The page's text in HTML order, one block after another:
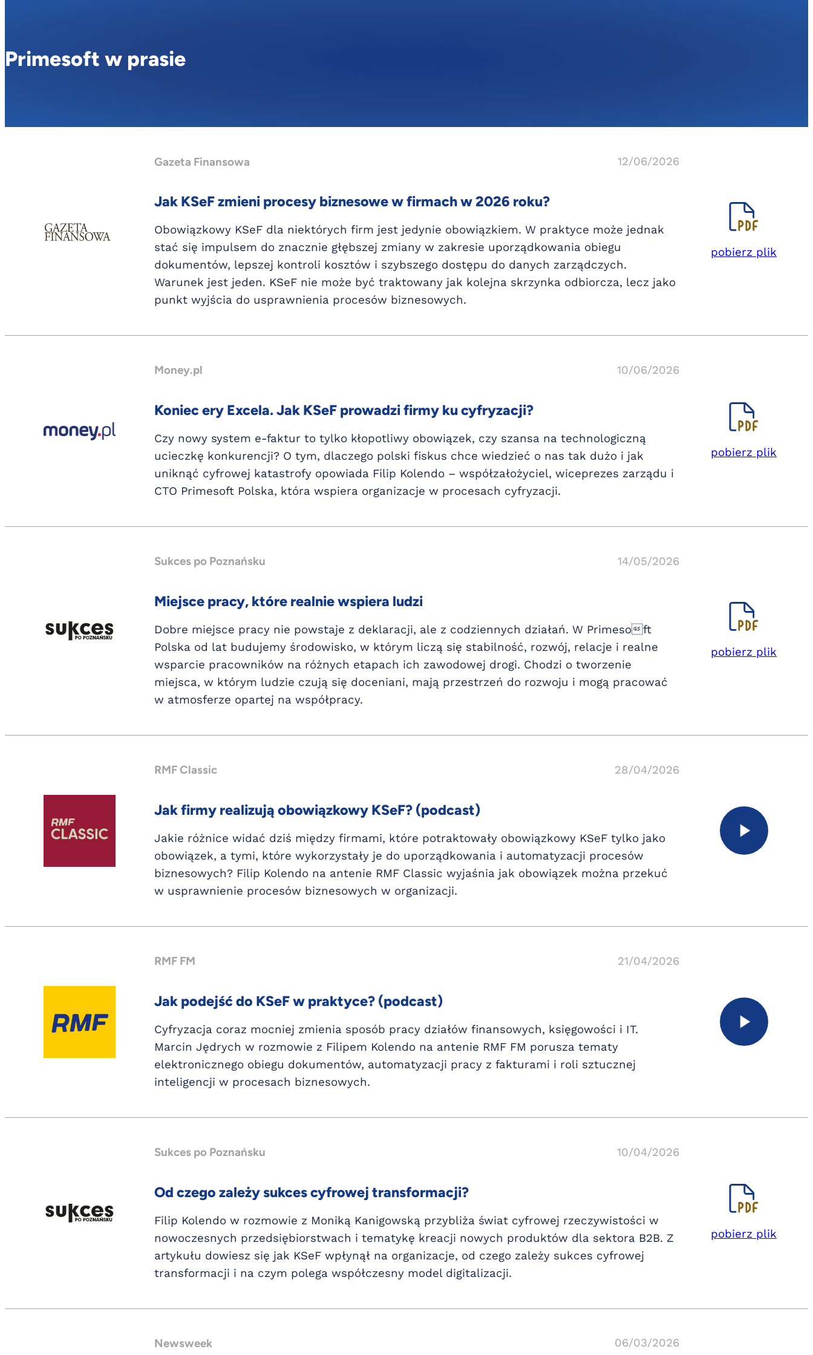
Primesoft w prasie
Gazeta Finansowa 12/06/2026
Jak KSeF zmieni procesy biznesowe w firmach w 2026 roku?
Obowiązkowy KSeF dla niektórych firm jest jedynie obowiązkiem. W praktyce może jednak
stać się impulsem do znacznie głębszej zmiany w zakresie uporządkowania obiegu
dokumentów, lepszej kontroli kosztów i szybszego dostępu do danych zarządczych.
Warunek jest jeden. KSeF nie może być traktowany jak kolejna skrzynka odbiorcza, lecz jako
punkt wyjścia do usprawnienia procesów biznesowych.
pobierz plik
Money.pl 10/06/2026
Koniec ery Excela. Jak KSeF prowadzi firmy ku cyfryzacji?
Czy nowy system e-faktur to tylko kłopotliwy obowiązek, czy szansa na technologiczną
ucieczkę konkurencji? O tym, dlaczego polski fiskus chce wiedzieć o nas tak dużo i jak
uniknąć cyfrowej katastrofy opowiada Filip Kolendo – współzałożyciel, wiceprezes zarządu i
CTO Primesoft Polska, która wspiera organizacje w procesach cyfryzacji.
pobierz plik
Sukces po Poznańsku 14/05/2026
Miejsce pracy, które realnie wspiera ludzi
Dobre miejsce pracy nie powstaje z deklaracji, ale z codziennych działań. W Primesoft
Polska od lat budujemy środowisko, w którym liczą się stabilność, rozwój, relacje i realne
wsparcie pracowników na różnych etapach ich zawodowej drogi. Chodzi o tworzenie
miejsca, w którym ludzie czują się doceniani, mają przestrzeń do rozwoju i mogą pracować
w atmosferze opartej na współpracy.
pobierz plik
RMF Classic 28/04/2026
Jak firmy realizują obowiązkowy KSeF? (podcast)
Jakie różnice widać dziś między firmami, które potraktowały obowiązkowy KSeF tylko jako
obowiązek, a tymi, które wykorzystały je do uporządkowania i automatyzacji procesów
biznesowych? Filip Kolendo na antenie RMF Classic wyjaśnia jak obowiązek można przekuć
w usprawnienie procesów biznesowych w organizacji.
RMF FM 21/04/2026
Jak podejść do KSeF w praktyce? (podcast)
Cyfryzacja coraz mocniej zmienia sposób pracy działów finansowych, księgowości i IT.
Marcin Jędrych w rozmowie z Filipem Kolendo na antenie RMF FM porusza tematy
elektronicznego obiegu dokumentów, automatyzacji pracy z fakturami i roli sztucznej
inteligencji w procesach biznesowych.
Sukces po Poznańsku 10/04/2026
Od czego zależy sukces cyfrowej transformacji?
Filip Kolendo w rozmowie z Moniką Kanigowską przybliża świat cyfrowej rzeczywistości w
nowoczesnych przedsiębiorstwach i tematykę kreacji nowych produktów dla sektora B2B. Z
artykułu dowiesz się jak KSeF wpłynął na organizacje, od czego zależy sukces cyfrowej
transformacji i na czym polega współczesny model digitalizacji.
pobierz plik
Newsweek 06/03/2026